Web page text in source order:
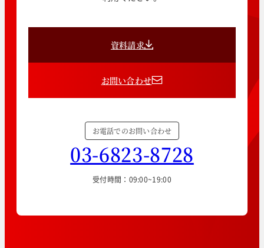
資料請求
お問い合わせ
お電話でのお問い合わせ
03-6823-8728
受付時間：09:00~19:00